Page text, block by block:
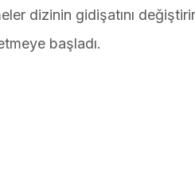
dizinin gidişatını
başladı.